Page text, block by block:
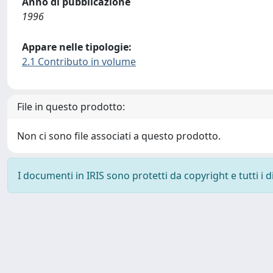
1996
Appare nelle tipologie:
2.1 Contributo in volume
File in questo prodotto:
Non ci sono file associati a questo prodotto.
I documenti in IRIS sono protetti da copyright e tutti i